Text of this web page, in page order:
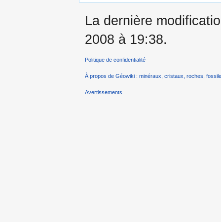
La dernière
2008 à 19:38.
Politique de confidentialité
À propos de Géowiki : minéraux, cristaux, roches,
Avertissements